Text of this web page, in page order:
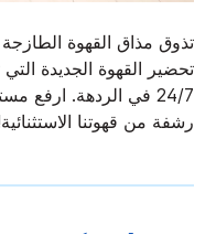
تذوق مذاق القهوة
تحضير القهوة الجديدة
24/7 في الردهة. ارفع
رشفة من قهوتنا